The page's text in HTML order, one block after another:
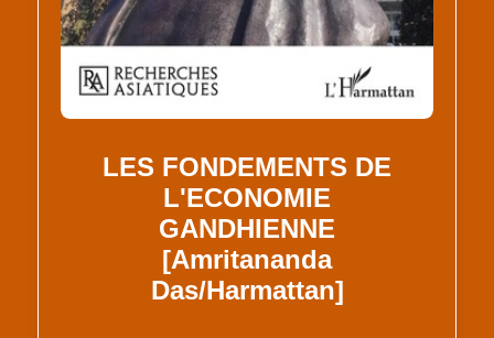
LES FONDEMENTS DE
L'ECONOMIE
GANDHIENNE
[Amritananda
Das/Harmattan]